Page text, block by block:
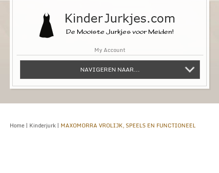
My Account
NAVIGEREN NAAR...
Home | Kinderjurk | MAXOMORRA VROLIJK, SPEELS EN FUNCTIONEEL